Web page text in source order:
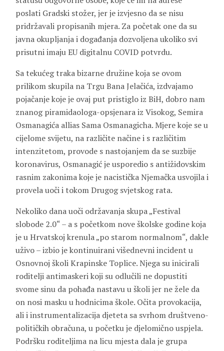
poslati Gradski stožer, jer je izvjesno da se nisu
pridržavali propisanih mjera. Za početak one da su
javna okupljanja i događanja dozvoljena ukoliko svi
prisutni imaju EU digitalnu COVID potvrdu.
Sa tekućeg traka bizarne družine koja se ovom
prilikom skupila na Trgu Bana Jelačića, izdvajamo
pojačanje koje je ovaj put pristiglo iz BiH, dobro nam
znanog piramidaologa-opsjenara iz Visokog, Semira
Osmanagića allias Sama Osmanagicha. Mjere koje se u
cijelome svijetu, na različite načine i s različitim
intenzitetom, provode s nastojanjem da se suzbije
koronavirus, Osmanagić je usporedio s antižidovskim
rasnim zakonima koje je nacistička Njemačka usvojila i
provela uoči i tokom Drugog svjetskog rata.
Nekoliko dana uoči održavanja skupa „Festival
slobode 2.0“ – a s početkom nove školske godine koja
je u Hrvatskoj krenula „po starom normalnom“, dakle
uživo – izbio je kontinuirani višednevni incident u
Osnovnoj školi Krapinske Toplice. Njega su inicirali
roditelji antimaskeri koji su odlučili ne dopustiti
svome sinu da pohađa nastavu u školi jer ne žele da
on nosi masku u hodnicima škole. Očita provokacija,
ali i instrumentalizacija djeteta sa svrhom društveno-
političkih obračuna, u početku je djelomično uspjela.
Podršku roditeljima na licu mjesta dala je grupa